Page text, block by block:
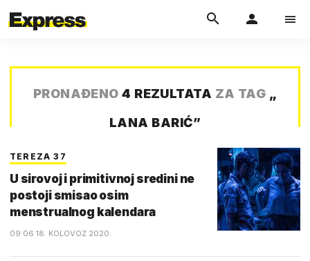
PRONAĐENO 4 REZULTATA ZA TAG „
LANA BARIĆ”
TEREZA 37
U sirovoj i primitivnoj sredini ne
postoji smisao osim
menstrualnog kalendara
09:06 18. KOLOVOZ 2020.